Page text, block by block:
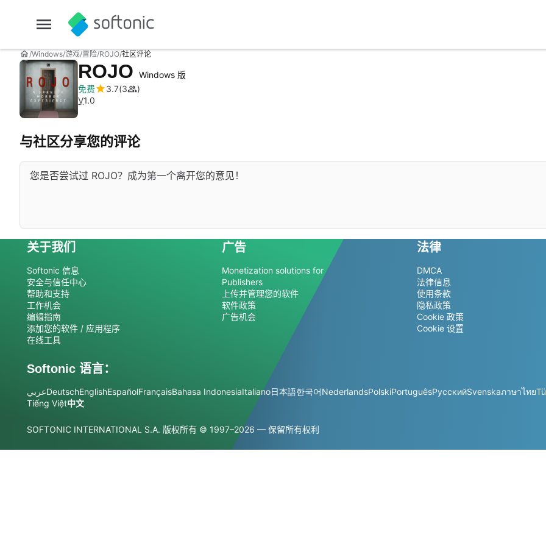
Windows 游戏 冒险 ROJO 社区评论
ROJO Windows 版
免费
3.7 3
V1.0
与社区分享您的评论
您是否尝试过 ROJO？成为第一个离开您的意见！
关于我们
Softonic 信息
安全与信任中心
帮助和支持
工作机会
编辑指南
添加您的软件 / 应用程序
在线工具
广告
Monetization solutions for
Publishers
上传并管理您的软件
软件政策
广告机会
法律
DMCA
法律信息
使用条款
隐私政策
Cookie 政策
Cookie 设置
Softonic 语言：
عربيDeutschEnglishEspañolFrançaisBahasa IndonesiaItaliano日本語한국어NederlandsPolskiPortuguêsРусскийSvenskaภาษาไทย
Tiếng Việt中文
SOFTONIC INTERNATIONAL S.A. 版权所有 © 1997–2026 — 保留所有权利